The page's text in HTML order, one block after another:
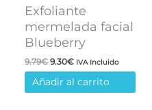
Exfoliante
mermelada facial
Blueberry
9.79€El
precio
original
era:
9.30€El
precio
actual
es:
IVA Incluido
Añadir al carrito